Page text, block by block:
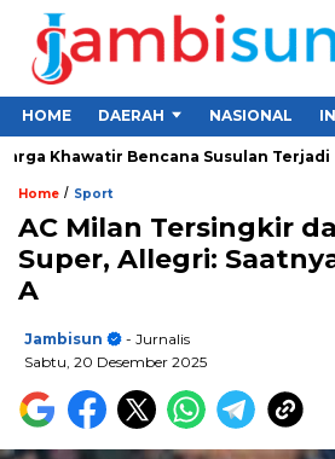
HOME DAERAH NASIONAL
Khawatir Bencana Susulan Terjadi
Home / Sport
AC Milan Tersingkir
Super, Allegri:
A
Jambisun
- Jurnalis
Sabtu, 20 Desember 2025